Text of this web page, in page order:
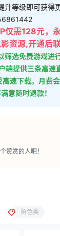
升等级即可获得
仅需128元，
资源,开通后联
筛选免费游戏进
端提供三条高速
速下载。月费
意随时退款！
赞赏的人吧！
角色类